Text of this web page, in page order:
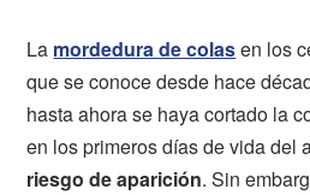
La mordedura de colasen los
que se conoce desde hace
hasta ahora se haya cortado la
en los primeros días de vida del
riesgo de aparición. Sin